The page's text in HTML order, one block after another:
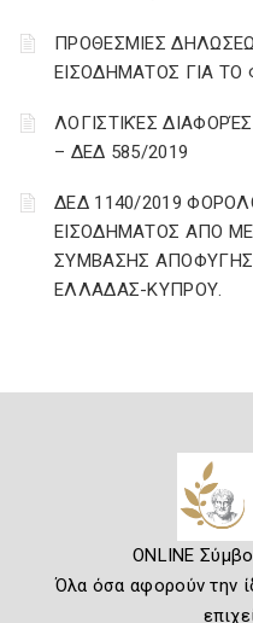
ΠΡΟΘΕΣΜΙΕΣ
ΕΙΣΟΔΗΜΑΤΟΣ ΓΙΑ ΤΟ
ΛΟΓΙΣΤΙΚΈΣ
– ΔΕΔ 585/2019
ΔΕΔ 1140/2019
ΕΙΣΟΔΗΜΑΤΟΣ ΑΠΟ
ΣΥΜΒΑΣΗΣ
ΕΛΛΑΔΑΣ-ΚΥΠΡΟΥ.
ONLINE
Όλα όσα αφορούν την